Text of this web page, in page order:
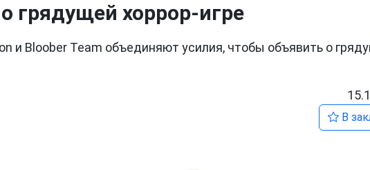
грядущей хоррор-игре
и Bloober Team объединяют усилия, чтобы объявить о
В